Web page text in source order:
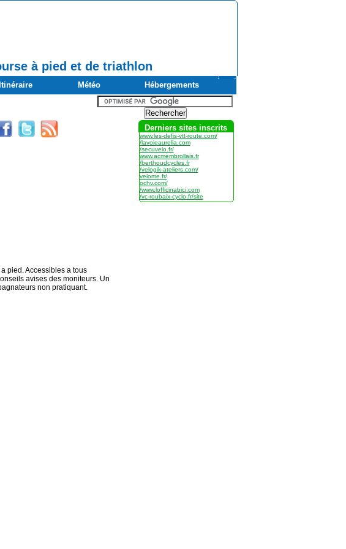
à pied et de triathlon
Itinéraire Météo Hébergements
pied. Accessibles a tous
avises des moniteurs. Un
non pratiquant.
Derniers sites inscrits
www.les-defis-vtt-route.com/
/lavoieaurelia.com
/secuvelo.fr/
www.acmembrollais.fr
/berthoudcycles.fr
/velogik-ateliers.com/
velome.fr/
ochv.com/
/www.lofficinabici.com
/vc-roubaix-cyclo.fr/site